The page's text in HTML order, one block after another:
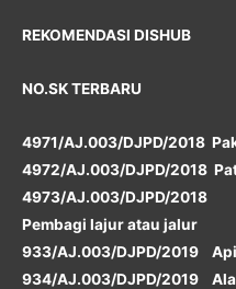
REKOMENDASI DISHUB
NO.SK TERBARU
4971/AJ.003/DJPD/2018
4972/AJ.003/DJPD/2018
4973/AJ.003/DJPD/2018
Pembagi lajur atau jalur
933/AJ.003/DJPD/2019
934/AJ.003/DJPD/2019